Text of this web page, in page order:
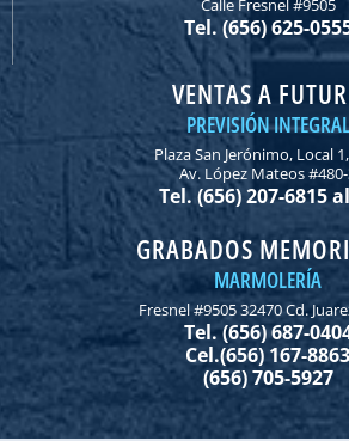
Calle Fresnel #9505
Tel. (656) 625-
VENTAS A
PREVISIÓN INTEGRAL
Plaza San Jerónimo, Local
Av. López Mateos
Tel. (656) 207-6815
GRABADOS
MARMOLERÍA
Fresnel #9505 32470 Cd.
Tel. (656) 687-
Cel.(656) 167-8863
(656) 705-5927